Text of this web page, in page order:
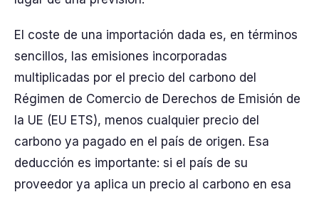
El coste de una importación dada es, en términos
sencillos, las emisiones incorporadas
multiplicadas por el precio del carbono del
Régimen de Comercio de Derechos de Emisión de
la UE (EU ETS), menos cualquier precio del
carbono ya pagado en el país de origen. Esa
deducción es importante: si el país de su
proveedor ya aplica un precio al carbono en esa